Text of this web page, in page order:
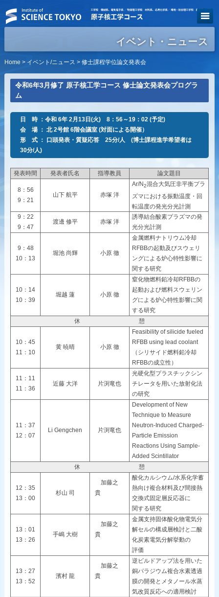
イベント・ニュース
Home > イベント/ニュース > 修士課程学位論文発表会
令和6年3月修了 原子核工学コース 修士論文発表会プログラ
ム
日 時 ：令和 6年 2月13日(火) 8：56～19：02 (予定)
会 場 ： 北 2号館 6階会議室 (対面による開催）
形 式 ： 口頭発表・質疑応答 25分/人 (博士課程進学希望者は
30分/人)
発表時間 発表者氏名 指導教員 論文題目
8：56
9：21
山下 航平 赤塚 洋
Ar/N2混合大気圧非平衡プラ
ズマにおける振動温度・回
転温度の発光分光計測
9：22
9：47
渡邊 修平 赤塚 洋
誘導結合酸素プラズマの発
光分光計測
9：48
10：13
堀池 尚輝 小原 徹
金属燃料ナトリウム冷却
RFBBの起動及びスウェリ
ングによる炉心特性影響に
関する研究
10：14
10：39
堀越 蓮 小原 徹
窒化物燃料鉛冷却RFBBの
起動および燃料スウェリン
グによる炉心特性影響に関
する研究
休 憩
10：45
11：10
黄 暁晴 小原 徹
Feasibility of silicide fueled
RFBB using lead coolant
（シリサイド燃料鉛冷却
RFBBの成立性）
11：11
11：36
近藤 大洋 片渕竜也
光硬化型プラスチックシン
チレータを用いた放射化法
の研究
11：37
12：07
Li Gengchen 片渕竜也
Development of New
Technique to Measure
Neutron-Induced Charged-
Particle Emission
Reactions Using Sample-
Added Scintillator
休 憩
12：35
13：00
杉山 司
加藤之
貴
酸化カルシウム/水系化学蓄
熱向け複合材料及び間接熱
交換式固定層反応器に
関する研究
13：01
13：26
手嶋 大樹
加藤之
貴
金属支持固体酸化物電気分
解セルの構成層検討と二酸
化炭素電気分解挙動の
評価
13：27
13：52
濱村 龍
加藤之
貴
逆ビルドアップ法を用いた
銅パラジウム複合水素透過
膜の開発とメタノール水蒸
気改質反応への適用検討